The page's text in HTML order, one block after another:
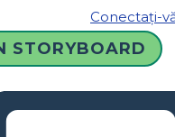
Conectați-
STORYBOARD